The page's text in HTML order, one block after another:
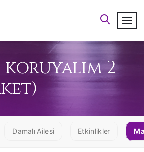
arayın
2
Damalı Ailesi Etkinlikler